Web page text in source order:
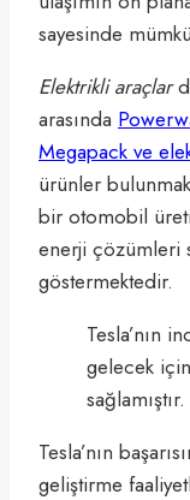
sayesinde
Elektrikli araçlar
arasında
Megapack ve
ürünler
bir otomobil
enerji çözümleri
göstermektedir.
Tesla’nın
gelecek
sağlamıştır.
Tesla’nın
geliştirme